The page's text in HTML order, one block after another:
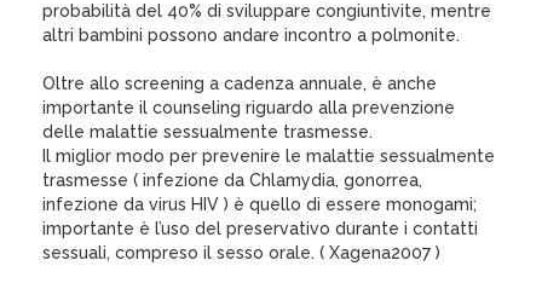
probabilità del 40% di sviluppare congiuntivite, mentre
altri bambini possono andare incontro a polmonite.
Oltre allo screening a cadenza annuale, è anche
importante il counseling riguardo alla prevenzione
delle malattie sessualmente trasmesse.
Il miglior modo per prevenire le malattie sessualmente
trasmesse ( infezione da Chlamydia, gonorrea,
infezione da virus HIV ) è quello di essere monogami;
importante è l’uso del preservativo durante i contatti
sessuali, compreso il sesso orale. ( Xagena2007 )